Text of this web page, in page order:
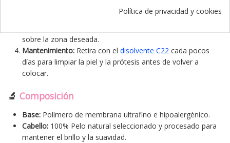
sobre la zona deseada.
Mantenimiento: Retira con el disolvente C22 cada pocos
días para limpiar la piel y la prótesis antes de volver a
colocar.
🔬 Composición
Base: Polímero de membrana ultrafino e hipoalergénico.
Cabello: 100% Pelo natural seleccionado y procesado para
mantener el brillo y la suavidad.
Política de privacidad y cookies